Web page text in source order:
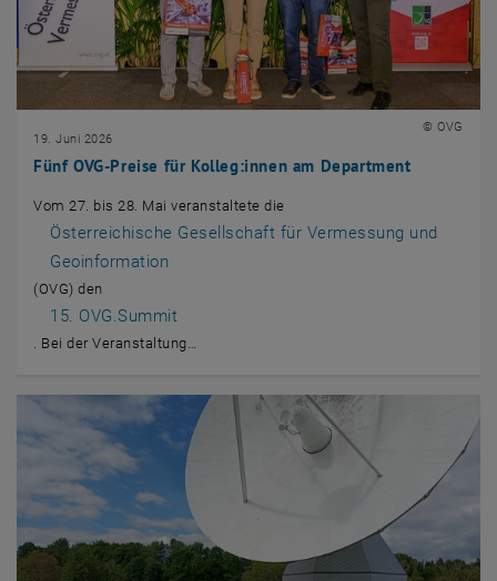
Fünf OVG-Preise für Kolleg:innen am Department
19. Juni 2026
© OVG
Vom 27. bis 28. Mai veranstaltete die
Österreichische Gesellschaft für Vermessung und
Geoinformation
, öffnet eine externe URL in einem neuen Fenster
(OVG) den
15. OVG.Summit
, öffnet eine externe URL in einem neuen Fenster
. Bei der Veranstaltung…